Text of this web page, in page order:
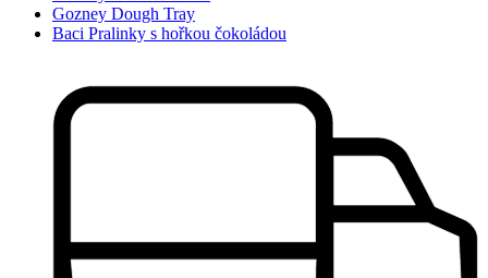
Gozney Dough Tray
Baci Pralinky s hořkou čokoládou